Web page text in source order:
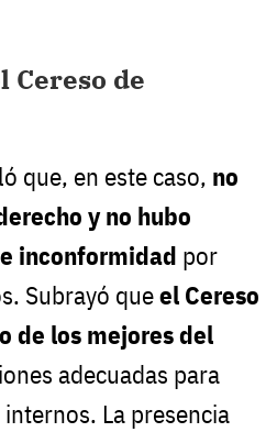
Cereso de
que, en este caso, no
y no hubo
inconformidad por
Subrayó queel Cereso
de los mejores del
adecuadas para
La presencia